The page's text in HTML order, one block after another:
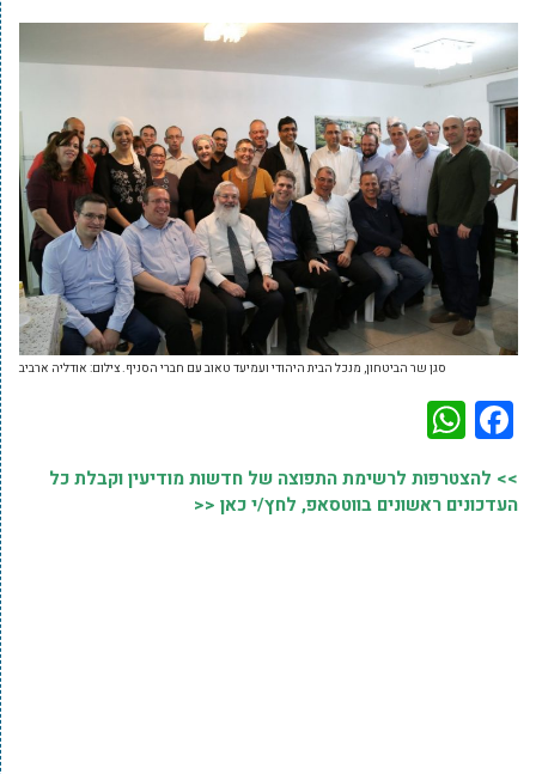
סגן שר הביטחון, מנכל הבית היהודי ועמיעד טאוב עם חברי הסניף. צילום: אודליה ארביב
Facebook
>> להצטרפות לרשימת התפוצה של חדשות מודיעין וקבלת כל
העדכונים ראשונים בווטסאפ, לחץ/י כאן <<